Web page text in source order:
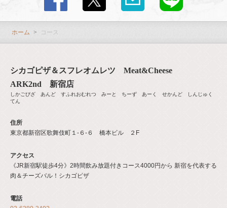
ホーム コース
シカゴピザ＆スフレオムレツ Meat&Cheese
ARK2nd 新宿店
しかごぴざ あんど すふれおむれつ みーと ちーず あーく せかんど しんじゅく
てん
住所
東京都新宿区歌舞伎町１-６-６ 橋本ビル ２F
アクセス
《JR新宿駅徒歩4分》2時間飲み放題付きコース4000円から 新宿を代表する
肉＆チーズバル！シカゴピザ
電話